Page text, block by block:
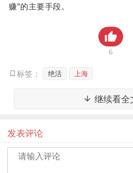
赚”的主要手段。
时过境迁，“你还记得上一次走进
相信不少人心里都是一个大大的问
据中银协发布的《2018年中国银
示，截至2018年末，全国银行业
个，银行业离柜率（电子替代率）
论”甚嚣尘上。
6
标签： 绝活 上海
继续看全
发表评论